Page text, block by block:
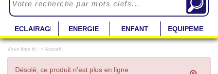
ECLAIRAGE ENERGIE ENFANT EQUIPEMENT
Vous êtes ici : > Accueil
Désolé, ce produit n'est plus en ligne